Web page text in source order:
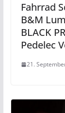
Fahrrad
B&M
BLACK
Pedelec
21.